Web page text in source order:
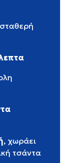
, χωράει
τσάντα